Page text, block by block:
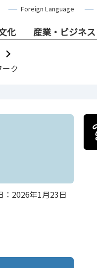
Foreign Language
化 産業・ビジネス
ク
：2026年1月23日